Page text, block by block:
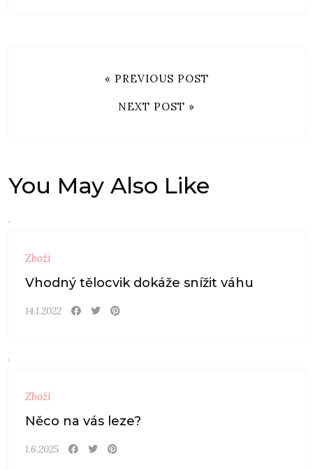
« PREVIOUS POST
NEXT POST »
You May Also Like
Zboží
Vhodný tělocvik dokáže snížit váhu
14.1.2022
Zboží
Něco na vás leze?
1.6.2025